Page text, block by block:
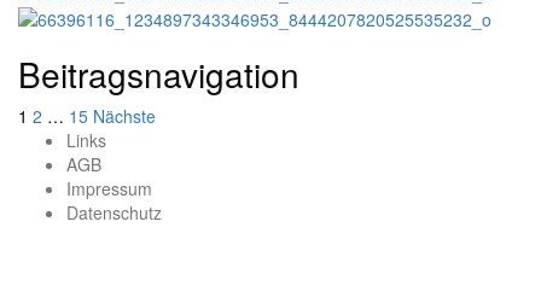
Beitragsnavigation
1 2 … 15 Nächste
Links
AGB
Impressum
Datenschutz